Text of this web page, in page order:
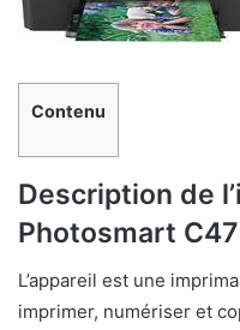
Contenu
Description de
Photosmart
L’appareil est une
imprimer, numériser et